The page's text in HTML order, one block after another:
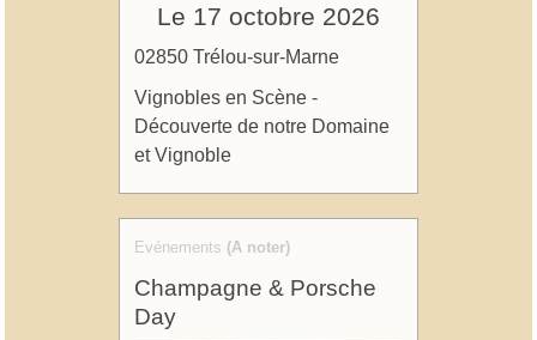
Le 17 octobre 2026
02850 Trélou-sur-Marne
Vignobles en Scène -
Découverte de notre Domaine
et Vignoble
Evénements (A noter)
Champagne & Porsche
Day